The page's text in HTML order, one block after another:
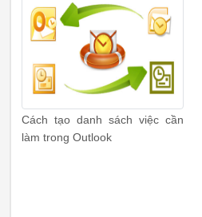
Cách tạo danh sách việc cần
làm trong Outlook